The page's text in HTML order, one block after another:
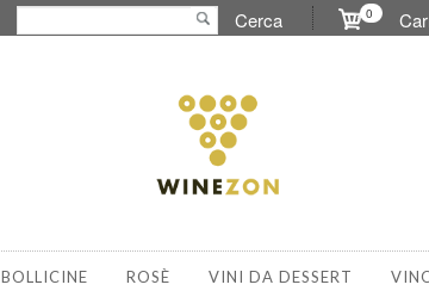
Cerca 0
BOLLICINE ROSÈ VINI DA DESSERT